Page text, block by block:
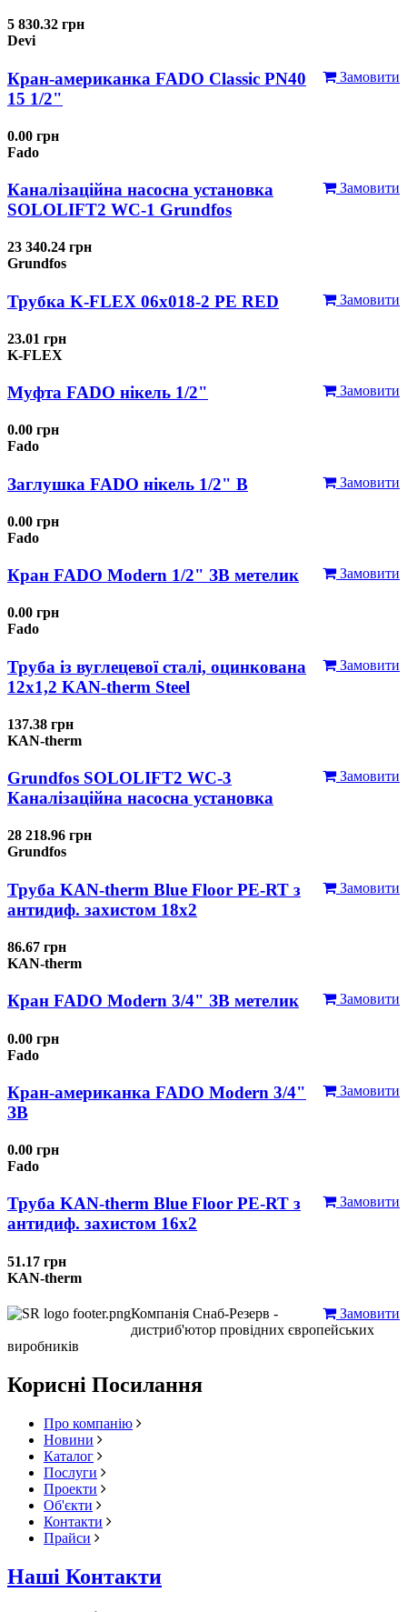
5 830.32 грн
Devi
Замовити
Кран-американка FADO Classic PN40
15 1/2"
0.00 грн
Fado
Замовити
Каналізаційна насосна установка
SOLOLIFT2 WC-1 Grundfos
23 340.24 грн
Grundfos
Замовити
Трубка K-FLEX 06x018-2 РЕ RED
23.01 грн
K-FLEX
Замовити
Муфта FADO нікель 1/2"
0.00 грн
Fado
Замовити
Заглушка FADO нікель 1/2" В
0.00 грн
Fado
Замовити
Кран FADO Modern 1/2" ЗВ метелик
0.00 грн
Fado
Замовити
Труба із вуглецевої сталі, оцинкована
12x1,2 KAN-therm Steel
137.38 грн
KAN-therm
Замовити
Grundfos SOLOLIFT2 WC-3
Каналізаційна насосна установка
28 218.96 грн
Grundfos
Замовити
Труба KAN-therm Blue Floor PE-RT з
антидиф. захистом 18х2
86.67 грн
KAN-therm
Замовити
Кран FADO Modern 3/4" ЗВ метелик
0.00 грн
Fado
Замовити
Кран-американка FADO Modern 3/4"
ЗВ
0.00 грн
Fado
Замовити
Труба KAN-therm Blue Floor PE-RT з
антидиф. захистом 16х2
51.17 грн
KAN-therm
Замовити
Компанія Снаб-Резерв -
дистриб'ютор провідних європейських
виробників
Корисні Посилання
Про компанію
Новини
Каталог
Послуги
Проекти
Об'єкти
Контакти
Прайси
Наші Контакти